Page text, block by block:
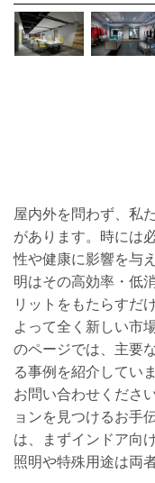
屋内外を問わず、私
があります。時には
性や健康に影響を与
明はその高効率・低
リットをもたらすだ
よって全く新しい市
のページでは、主要
る事例を紹介してい
お問い合わせくださ
ョンを見つけるお手
は、まずインドア向
照明や特殊用途は両